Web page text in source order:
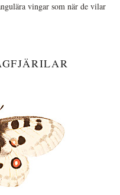
vingar som när de vilar